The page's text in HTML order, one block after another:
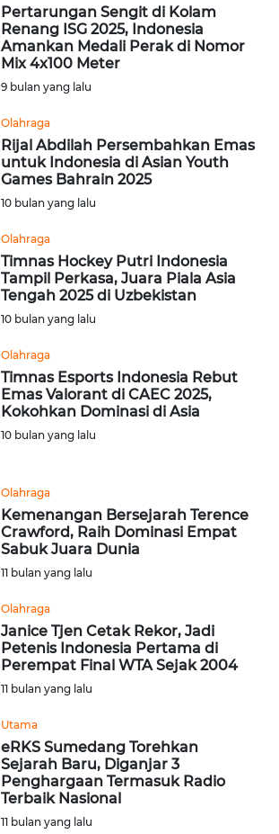
Pertarungan Sengit di Kolam
Renang ISG 2025, Indonesia
Amankan Medali Perak di Nomor
Mix 4x100 Meter
9 bulan yang lalu
Olahraga
Rijal Abdilah Persembahkan Emas
untuk Indonesia di Asian Youth
Games Bahrain 2025
10 bulan yang lalu
Olahraga
Timnas Hockey Putri Indonesia
Tampil Perkasa, Juara Piala Asia
Tengah 2025 di Uzbekistan
10 bulan yang lalu
Olahraga
Timnas Esports Indonesia Rebut
Emas Valorant di CAEC 2025,
Kokohkan Dominasi di Asia
10 bulan yang lalu
Olahraga
Kemenangan Bersejarah Terence
Crawford, Raih Dominasi Empat
Sabuk Juara Dunia
11 bulan yang lalu
Olahraga
Janice Tjen Cetak Rekor, Jadi
Petenis Indonesia Pertama di
Perempat Final WTA Sejak 2004
11 bulan yang lalu
Utama
eRKS Sumedang Torehkan
Sejarah Baru, Diganjar 3
Penghargaan Termasuk Radio
Terbaik Nasional
11 bulan yang lalu